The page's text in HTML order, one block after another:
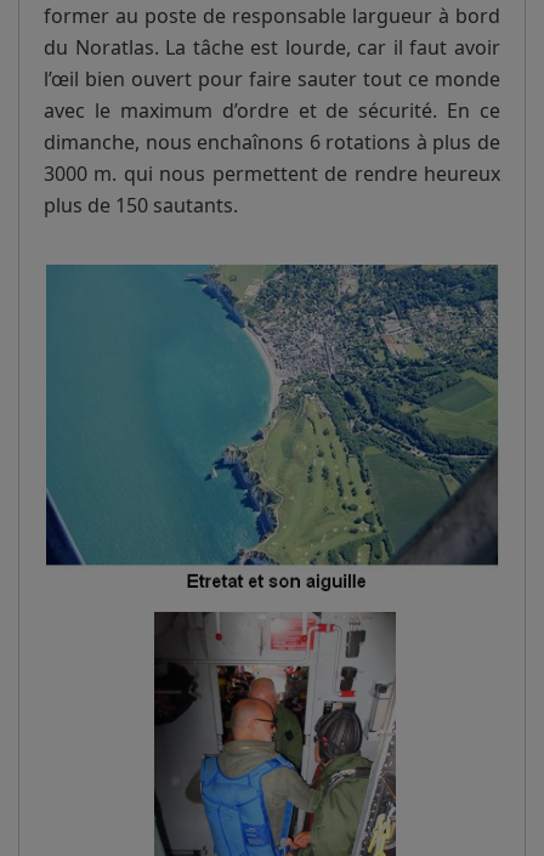
former au poste de responsable largueur à bord
du Noratlas. La tâche est lourde, car il faut avoir
l’œil bien ouvert pour faire sauter tout ce monde
avec le maximum d’ordre et de sécurité. En ce
dimanche, nous enchaînons 6 rotations à plus de
3000 m. qui nous permettent de rendre heureux
plus de 150 sautants.